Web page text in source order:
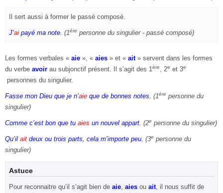
Il sert aussi à former le passé composé.
J’ai payé ma note. (1ère personne du singulier - passé composé)
Les formes verbales « aie », « aies » et « ait» servent dans les formes
du verbe avoir au subjonctif présent. Il s’agit des 1ère , 2e et 3e
personnes du singulier.
Fasse mon Dieu que je n’aie que de bonnes notes. (1ère personne du
singulier)
Comme c’est bon que tu aies un nouvel appart. (2e personne du singulier)
Qu’il ait deux ou trois parts, cela m’importe peu. (3e personne du
singulier)
Astuce
Pour reconnaitre qu’il s’agit bien de aie aies ou ait, il nous suffit de